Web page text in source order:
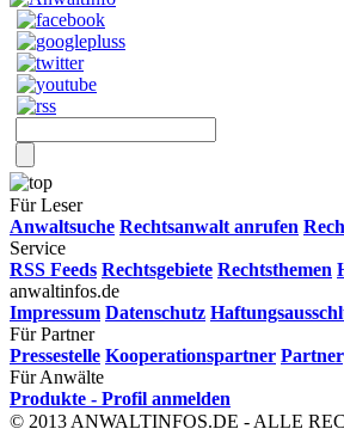
Für Leser
Anwaltsuche Rechtsanwalt anrufen
Service
RSS Feeds Rechtsgebiete Rechtsthemen
anwaltinfos.de
Impressum Datenschutz
Für Partner
Pressestelle Kooperationspartner
Für Anwälte
Produkte - Profil anmelden
© 2013 ANWALTINFOS.DE - ALLE